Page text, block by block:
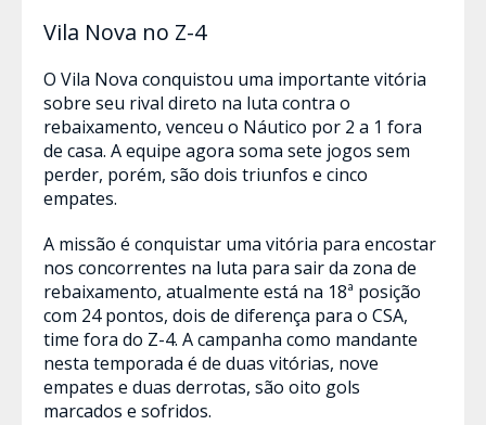
Vila Nova no Z-4
O Vila Nova conquistou uma importante vitória
sobre seu rival direto na luta contra o
rebaixamento, venceu o Náutico por 2 a 1 fora
de casa. A equipe agora soma sete jogos sem
perder, porém, são dois triunfos e cinco
empates.
A missão é conquistar uma vitória para encostar
nos concorrentes na luta para sair da zona de
rebaixamento, atualmente está na 18ª posição
com 24 pontos, dois de diferença para o CSA,
time fora do Z-4. A campanha como mandante
nesta temporada é de duas vitórias, nove
empates e duas derrotas, são oito gols
marcados e sofridos.